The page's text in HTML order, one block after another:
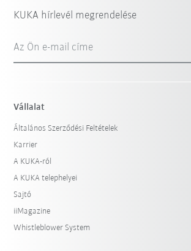
KUKA hírlevél megrendelése
Az Ön e-mail címe
Vállalat
Általános Szerződési Feltételek
Karrier
A KUKA-ról
A KUKA telephelyei
Sajtó
iiMagazine
Whistleblower System